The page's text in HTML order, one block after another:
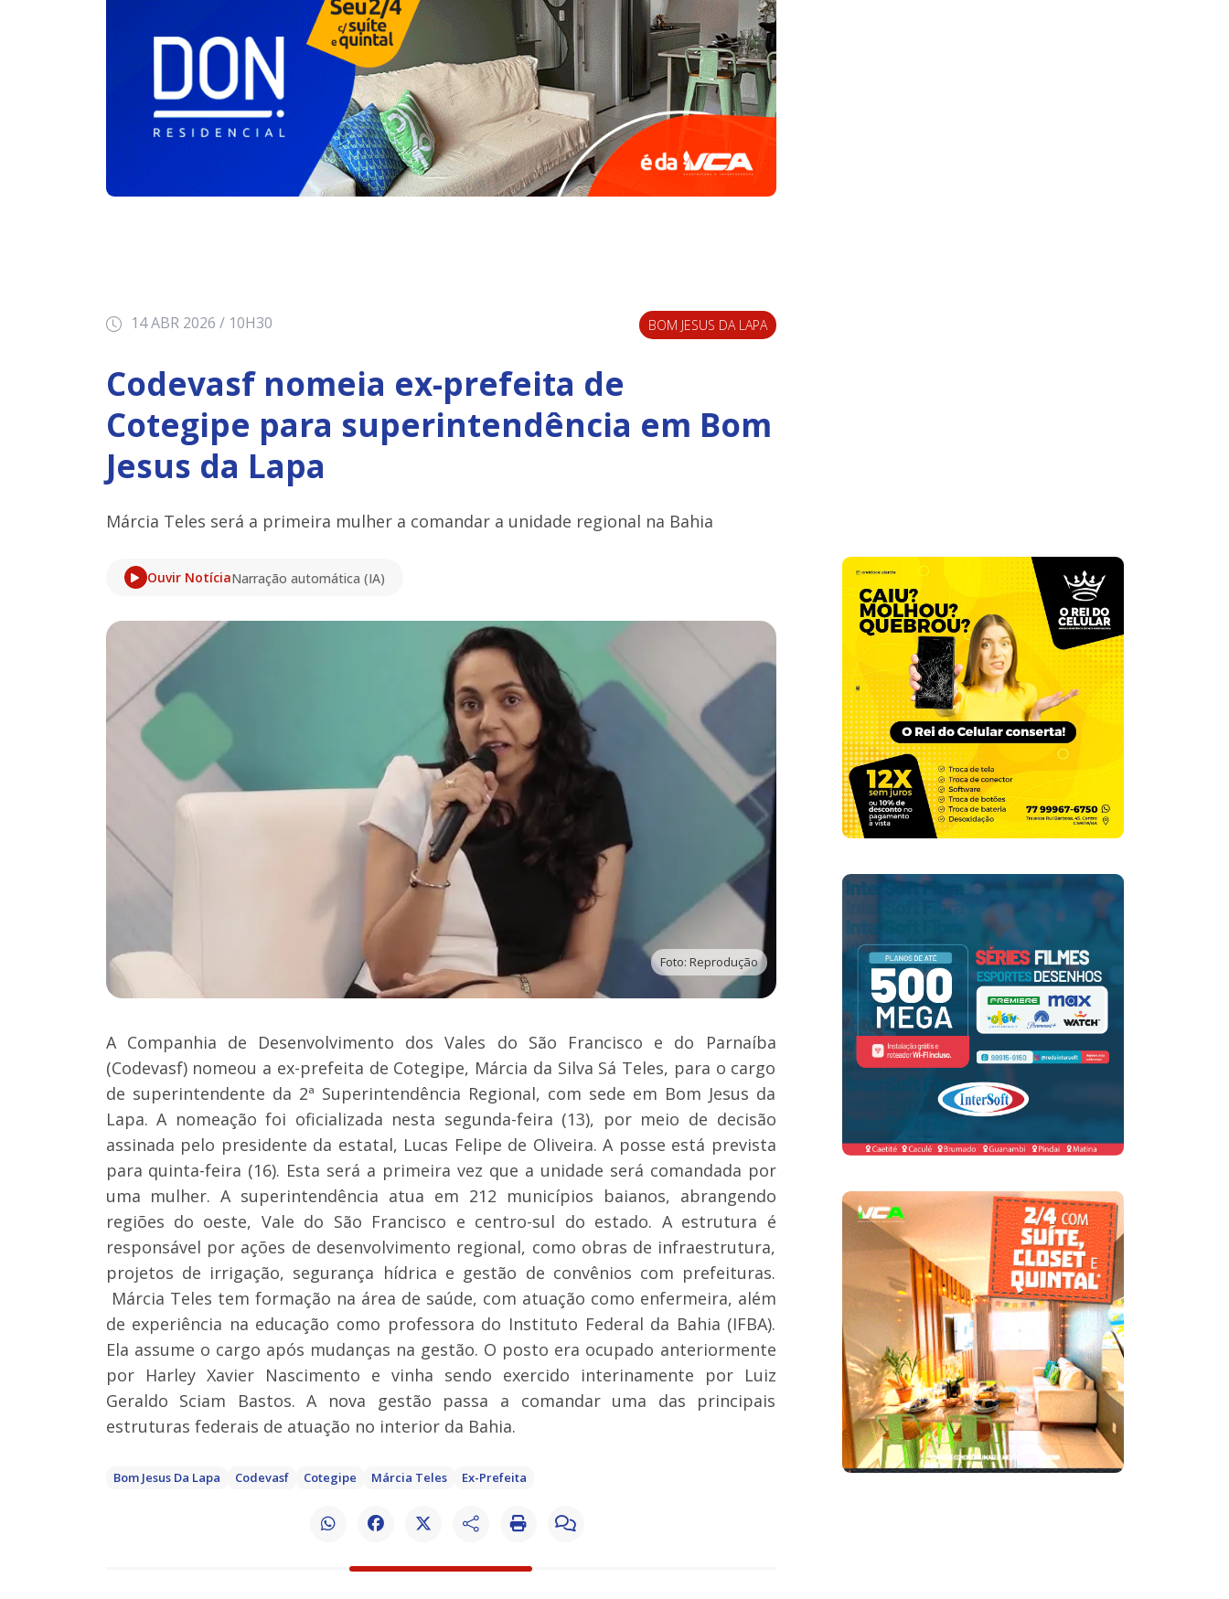
14 ABR 2026 / 10H30 BOM JESUS DA LAPA
Codevasf nomeia ex-prefeita de
Cotegipe para superintendência em Bom
Jesus da Lapa
Márcia Teles será a primeira mulher a comandar a unidade regional na Bahia
Ouvir NotíciaNarração automática (IA)
Foto: Reprodução
A Companhia de Desenvolvimento dos Vales do São Francisco e do Parnaíba
(Codevasf) nomeou a ex-prefeita de Cotegipe, Márcia da Silva Sá Teles, para o cargo
de superintendente da 2ª Superintendência Regional, com sede em Bom Jesus da
Lapa. A nomeação foi oficializada nesta segunda-feira (13), por meio de decisão
assinada pelo presidente da estatal, Lucas Felipe de Oliveira. A posse está prevista
para quinta-feira (16). Esta será a primeira vez que a unidade será comandada por
uma mulher. A superintendência atua em 212 municípios baianos, abrangendo
regiões do oeste, Vale do São Francisco e centro-sul do estado. A estrutura é
responsável por ações de desenvolvimento regional, como obras de infraestrutura,
projetos de irrigação, segurança hídrica e gestão de convênios com prefeituras.
Márcia Teles tem formação na área de saúde, com atuação como enfermeira, além
de experiência na educação como professora do Instituto Federal da Bahia (IFBA).
Ela assume o cargo após mudanças na gestão. O posto era ocupado anteriormente
por Harley Xavier Nascimento e vinha sendo exercido interinamente por Luiz
Geraldo Sciam Bastos. A nova gestão passa a comandar uma das principais
estruturas federais de atuação no interior da Bahia.
Bom Jesus Da Lapa Codevasf Cotegipe Márcia Teles Ex-Prefeita